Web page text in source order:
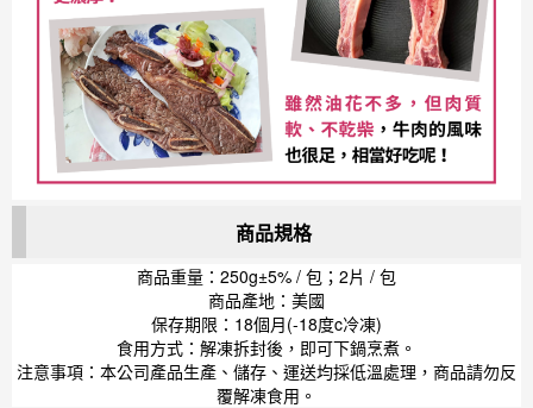
商品規格
商品重量：250g±5% / 包；2片 / 包
商品產地：美國
保存期限：18個月(-18度c冷凍)
食用方式：解凍拆封後，即可下鍋烹煮。
注意事項：本公司產品生產、儲存、運送均採低溫處理，商品請勿反
覆解凍食用。